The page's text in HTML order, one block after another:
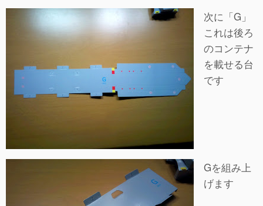
次に「G」
これは後ろ
のコンテナ
を載せる台
です
Gを組み上
げます